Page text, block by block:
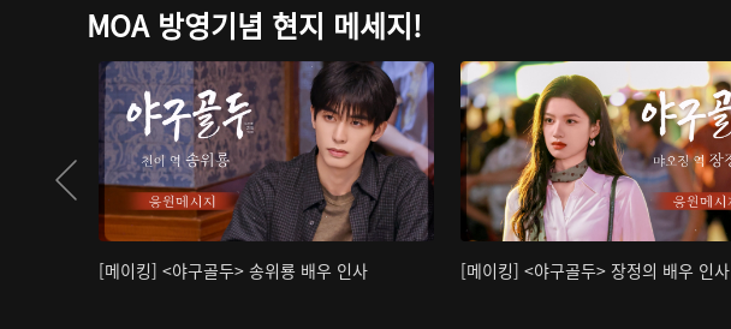
MOA 방영기념 현지 메세지!
[메이킹] <야구골두> 송위룡 배우 인사 [메이킹] <야구골두> 장정의 배우 인사